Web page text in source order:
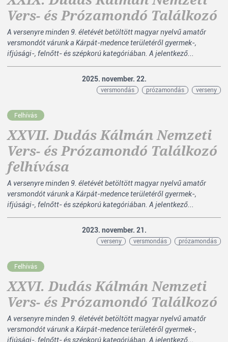
Vers- és Prózamondó Találkozó
A versenyre minden 9. életévét betöltött magyar nyelvű amatőr
versmondót várunk a Kárpát-medence területéről gyermek-,
ifjúsági-, felnőtt- és szépkorú kategóriában. A jelentkező...
2025. november. 22.
versmondás prózamondás verseny
Felhívás
XXVII. Dudás Kálmán Nemzeti
Vers- és Prózamondó Találkozó
felhívása
A versenyre minden 9. életévét betöltött magyar nyelvű amatőr
versmondót várunk a Kárpát-medence területéről gyermek-,
ifjúsági-, felnőtt- és szépkorú kategóriában. A jelentkező...
2023. november. 21.
verseny versmondás prózamondás
Felhívás
XXVI. Dudás Kálmán Nemzeti
Vers- és Prózamondó Találkozó
A versenyre minden 9. életévét betöltött magyar nyelvű amatőr
versmondót várunk a Kárpát-medence területéről gyermek-,
ifjúsági-, felnőtt- és szépkorú kategóriában. A jelentkező...